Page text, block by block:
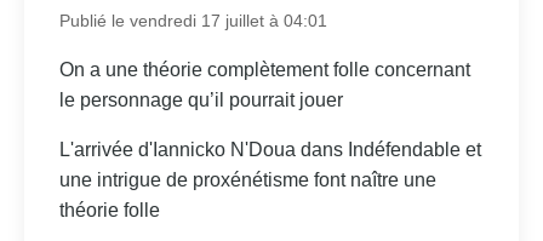
Publié le vendredi 17 juillet à 04:01
On a une théorie complètement folle concernant
le personnage qu’il pourrait jouer
L'arrivée d'Iannicko N'Doua dans Indéfendable et
une intrigue de proxénétisme font naître une
théorie folle